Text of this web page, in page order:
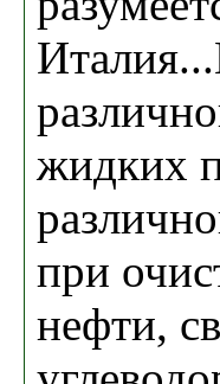
жидких
при
нефти,